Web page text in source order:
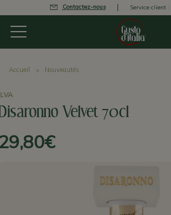
Contactez-nous Service client :
Accueil Nouveautés
Velvet 70cl